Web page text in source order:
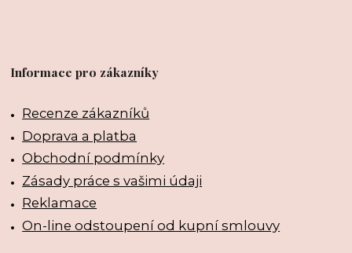
Informace pro zákazníky
Recenze zákazníků
Doprava a platba
Obchodní podmínky
Zásady práce s vašimi údaji
Reklamace
On-line odstoupení od kupní smlouvy